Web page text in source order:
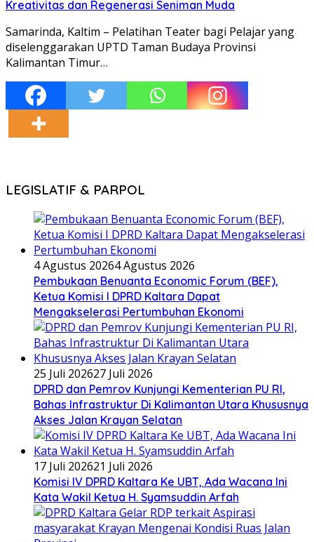
Kreativitas dan Regenerasi Seniman Muda
Samarinda, Kaltim – Pelatihan Teater bagi Pelajar yang
diselenggarakan UPTD Taman Budaya Provinsi
Kalimantan Timur…
LEGISLATIF & PARPOL
4 Agustus 20264 Agustus 2026
Pembukaan Benuanta Economic Forum (BEF),
Ketua Komisi I DPRD Kaltara Dapat
Mengakselerasi Pertumbuhan Ekonomi
25 Juli 202627 Juli 2026
DPRD dan Pemrov Kunjungi Kementerian PU RI,
Bahas Infrastruktur Di Kalimantan Utara Khususnya
Akses Jalan Krayan Selatan
17 Juli 202621 Juli 2026
Komisi IV DPRD Kaltara Ke UBT, Ada Wacana Ini
Kata Wakil Ketua H. Syamsuddin Arfah